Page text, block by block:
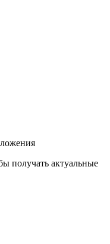
получать актуальные